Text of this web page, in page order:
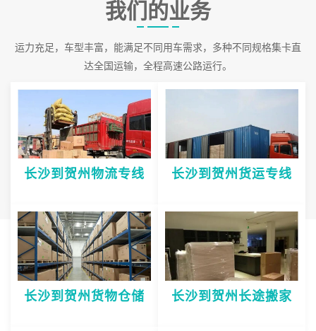
我们的业务
运力充足，车型丰富，能满足不同用车需求，多种不同规格集卡直
达全国运输，全程高速公路运行。
长沙到贺州物流专线 长沙到贺州货运专线
长沙到贺州货物仓储 长沙到贺州长途搬家